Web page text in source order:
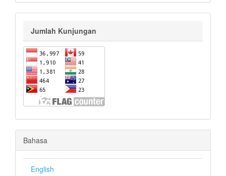
Jumlah Kunjungan
Bahasa
English